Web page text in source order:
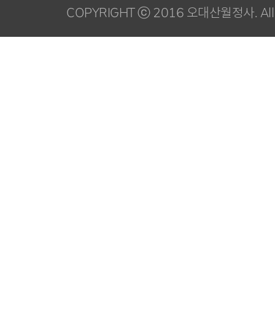
COPYRIGHT ⓒ 2016 오대산월정사.